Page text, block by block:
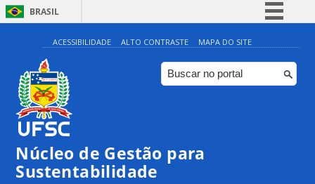
BRASIL
Simplifique!
Comunica BR
Participe
ACESSIBILIDADE ALTO CONTRASTE MAPA DO SITE
Núcleo de Gestão para
Sustentabilidade